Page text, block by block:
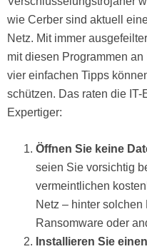
wie Cerber sind aktuell
Netz. Mit immer
mit diesen Programmen
vier einfachen Tipps
schützen. Das raten die
Expertiger:
Öffnen Sie keine
seien Sie vorsichtig
vermeintlichen
Netz – hinter
Ransomware oder
Installieren Sie